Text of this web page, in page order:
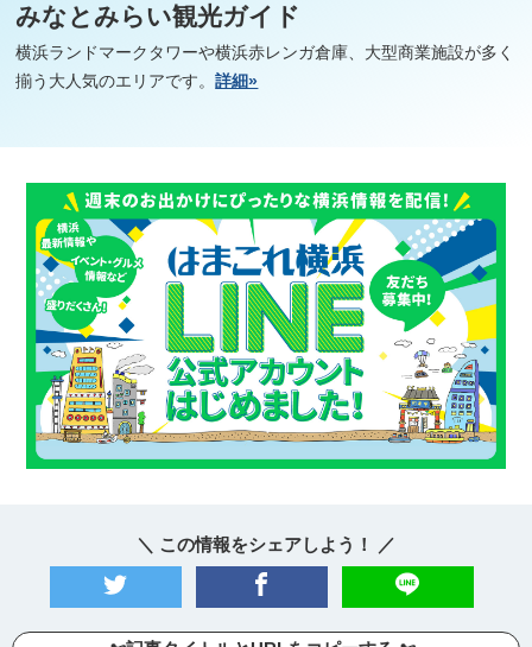
みなとみらい観光ガイド
横浜ランドマークタワーや横浜赤レンガ倉庫、大型商業施設が多く
揃う大人気のエリアです。詳細»
＼ この情報をシェアしよう！ ／